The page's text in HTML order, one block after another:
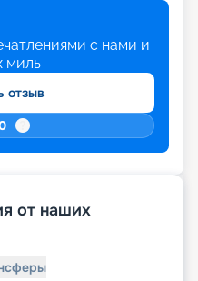
с нами и
миль
отзыв
от наших